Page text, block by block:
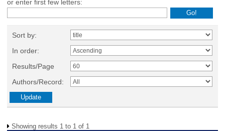
or enter first few letters:
Sort by:
In order:
Results/Page
Authors/Record:
Showing results 1 to 1 of 1